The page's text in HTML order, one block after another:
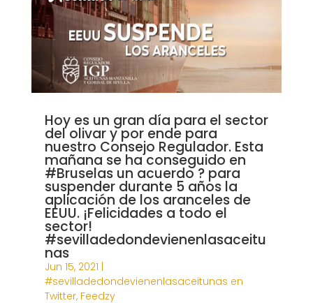
Hoy es un gran día para el sector
del olivar y por ende para
nuestro Consejo Regulador. Esta
mañana se ha conseguido en
#Bruselas un acuerdo ? para
suspender durante 5 años la
aplicación de los aranceles de
EEUU. ¡Felicidades a todo el
sector!
#sevilladedondevienenlasaceitu
nas
Jun 15, 2021 |
#sevilladedondevienenlasaceitunas en
Twitter, Feedzy